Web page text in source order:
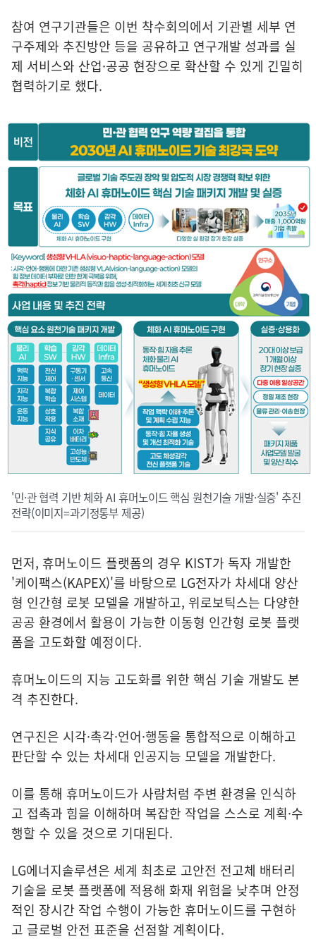
참여 연구기관들은 이번 착수회의에서 기관별 세부 연
구주제와 추진방안 등을 공유하고 연구개발 성과를 실
제 서비스와 산업·공공 현장으로 확산할 수 있게 긴밀히
협력하기로 했다.
'민·관 협력 기반 체화 AI 휴머노이드 핵심 원천기술 개발·실증' 추진
전략(이미지=과기정통부 제공)
먼저, 휴머노이드 플랫폼의 경우 KIST가 독자 개발한
'케이팩스(KAPEX)'를 바탕으로 LG전자가 차세대 양산
형 인간형 로봇 모델을 개발하고, 위로보틱스는 다양한
공공 환경에서 활용이 가능한 이동형 인간형 로봇 플랫
폼을 고도화할 예정이다.
휴머노이드의 지능 고도화를 위한 핵심 기술 개발도 본
격 추진한다.
연구진은 시각·촉각·언어·행동을 통합적으로 이해하고
판단할 수 있는 차세대 인공지능 모델을 개발한다.
이를 통해 휴머노이드가 사람처럼 주변 환경을 인식하
고 접촉과 힘을 이해하며 복잡한 작업을 스스로 계획·수
행할 수 있을 것으로 기대된다.
LG에너지솔루션은 세계 최초로 고안전 전고체 배터리
기술을 로봇 플랫폼에 적용해 화재 위험을 낮추며 안정
적인 장시간 작업 수행이 가능한 휴머노이드를 구현하
고 글로벌 안전 표준을 선점할 계획이다.